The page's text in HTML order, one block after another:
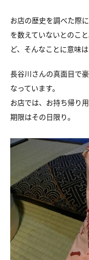
お店の歴史を調べた際
を数えていないとのこ
ど、そんなことに意味
長谷川さんの真面目で
なっています。
お店では、お持ち帰り
期限はその日限り。